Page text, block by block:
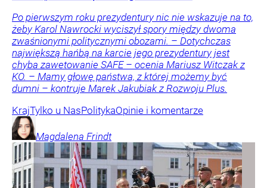
Po pierwszym roku prezydentury nic nie wskazuje na to,
żeby Karol Nawrocki wyciszył spory między dwoma
zwaśnionymi politycznymi obozami. – Dotychczas
największą hańbą na karcie jego prezydentury jest
chyba zawetowanie SAFE – ocenia Mariusz Witczak z
KO. – Mamy głowę państwa, z której możemy być
dumni – kontruje Marek Jakubiak z Rozwoju Plus.
KrajTylko u NasPolitykaOpinie i komentarze
Magdalena Frindt